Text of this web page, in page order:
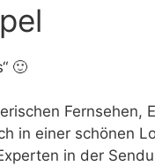
🙂
in einer schönen
in der